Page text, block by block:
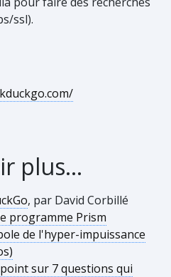
ssl).
plus...
, par David Corbillé
programme Prism
de l'hyper-impuissance
sur 7 questions qui